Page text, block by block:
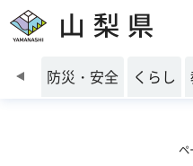
山梨県
前のスライドを表示
防災・安全 くらし
ペ